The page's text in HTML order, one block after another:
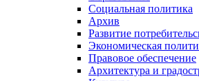
Социальная политика
Архив
Развитие
Экономическая
Правовое обеспечение
Архитектура и